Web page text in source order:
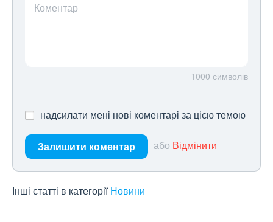
Коментар
1000 символів
надсилати мені нові коментарі за цією темою
Залишити коментар або Відмінити
Інші статті в категорії Новини